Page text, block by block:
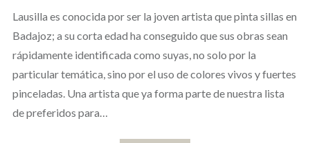
Lausilla es conocida por ser la joven artista que pinta sillas en
Badajoz; a su corta edad ha conseguido que sus obras sean
rápidamente identificada como suyas, no solo por la
particular temática, sino por el uso de colores vivos y fuertes
pinceladas. Una artista que ya forma parte de nuestra lista
de preferidos para…